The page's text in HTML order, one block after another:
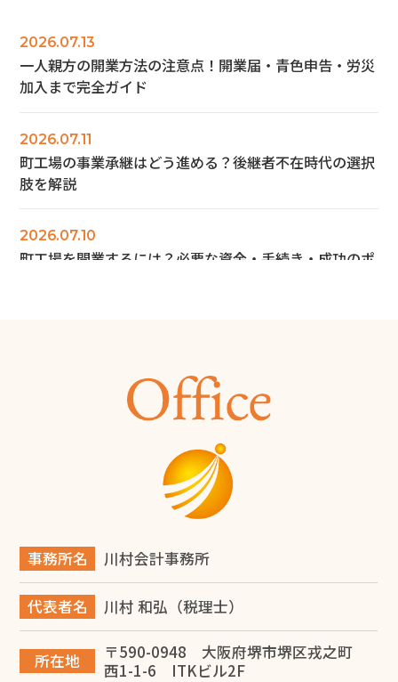
2026.07.13
一人親方の開業方法の注意点！開業届・青色申告・労災
加入まで完全ガイド
2026.07.11
町工場の事業承継はどう進める？後継者不在時代の選択
肢を解説
2026.07.10
町工場を開業するには？必要な資金・手続き・成功のポ
ス12選と入会メリットを解説
旅費規程の日当とは？堺市の税理士が解説
堺市で事業承継を成功させるには？税理士が教える対策
と進め方
2026.06.12
【税理士監修】大阪で建設業を開業する完全ガイド！一
人親方の独立から法人化・融資まで徹底解説
事務所名 川村会計事務所
代表者名 川村 和弘（税理士）
所在地
〒590-0948 大阪府堺市堺区戎之町
西1-1-6 ITKビル2F